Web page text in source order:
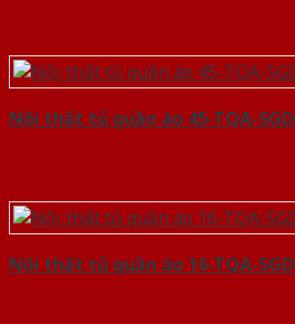
Nội thất tủ quần áo 45-TQA-SGD
Nội thất tủ quần áo 16-TQA-SGD